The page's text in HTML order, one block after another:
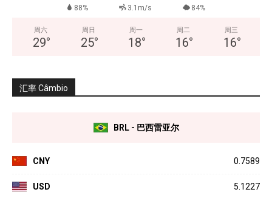
88% 3.1m/s 84%
周六
29°
周日
25°
周一
18°
周二
16°
周三
16°
汇率 Câmbio
BRL - 巴西雷亚尔
CNY 0.7589
USD 5.1227